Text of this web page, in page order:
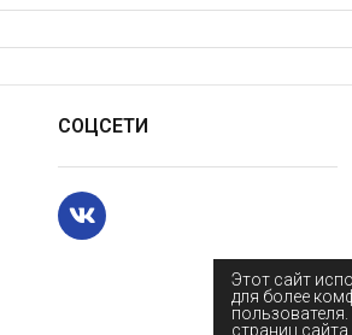
Этот сайт
для более
страниц
СОЦСЕТИ